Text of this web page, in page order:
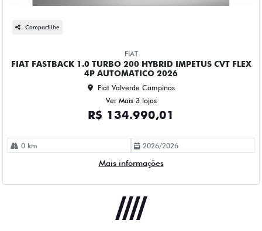
FIAT FASTBACK 1.0 TURBO 200 HYBRID IMPETUS CVT FLEX
Fiat Valverde Campinas
Ver Mais 3 lojas
R$ 134.990,01
2026/2026